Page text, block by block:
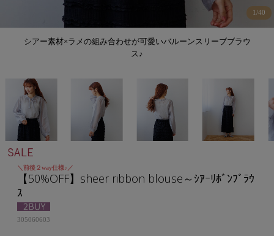
シアー素材×ラメの組み合わせが可愛いバルーンスリーブブラウ
ス♪
1/40
＼前後２way仕様♪／
【50%OFF】sheer ribbon blouse～ｼｱｰﾘﾎﾞﾝﾌﾞﾗｳ
ｽ
305060603